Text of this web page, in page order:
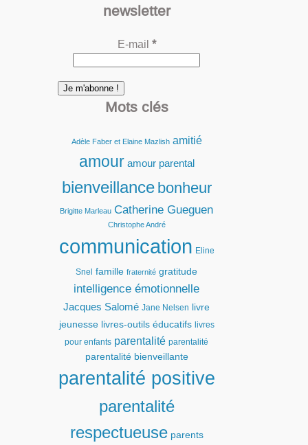
newsletter
E-mail *
Mots clés
Adèle Faber et Elaine Mazlish amitié
amour amour parental
bienveillance bonheur
Brigitte Marleau Catherine Gueguen
Christophe André
communication Eline
Snel famille fraternité gratitude
intelligence émotionnelle
Jacques Salomé Jane Nelsen
livre
jeunesse livres-outils éducatifs livres
pour enfants parentalité parentalité
parentalité bienveillante
parentalité positive
parentalité
respectueuse parents